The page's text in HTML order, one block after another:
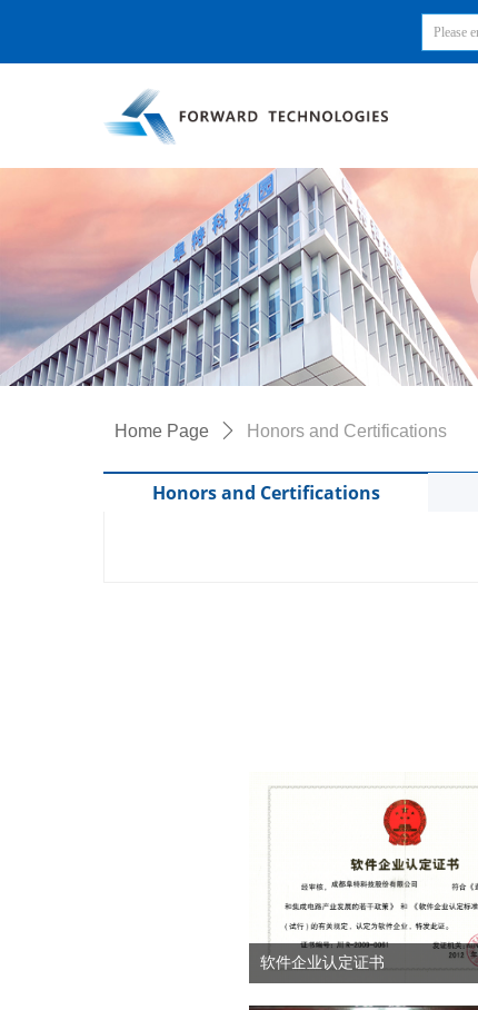
Home Page ꄲ Honors and Certifications
软件企业认定证书
Honors and Certifications